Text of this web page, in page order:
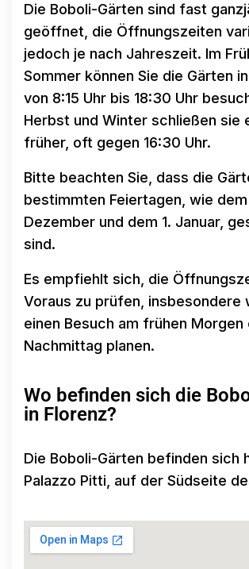
Die Boboli-Gärten sind fast
geöffnet, die Öffnungszeiten
jedoch je nach Jahreszeit. Im
Sommer können Sie die Gärten
von 8:15 Uhr bis 18:30 Uhr
Herbst und Winter schließen sie
früher, oft gegen 16:30 Uhr.
Bitte beachten Sie, dass die
bestimmten Feiertagen, wie dem
Dezember und dem 1. Januar,
sind.
Es empfiehlt sich, die
Voraus zu prüfen, insbesondere
einen Besuch am frühen
Nachmittag planen.
Wo befinden sich die
in Florenz?
Die Boboli-Gärten befinden sich
Palazzo Pitti, auf der Südseite